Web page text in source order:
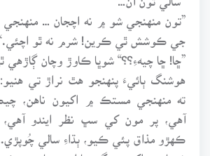
”تون منهنجي شو ۾ نه اچجان … منهنجي
جي ڪوشش ٿي ڪرين! شرم نه ٿو
”ڇا! ڇا چيهءِ؟؟“ شوڀا ڪاوڙ وچان ڳاڙهي
هوشنگ ٻائيءَ پنهنجو هٿ نراڙ تي
ته منهنجي مستڪ ۾ اکيون ناهن،
آهي، پر مون کي سڀ نظر ايندو آهي،
ڪهڙو مذاق پئي ڪيو، ٻڌاءِ سالي
شوڀا جي اکين ۾ ڳوڙها اچي ويا، هوءَ